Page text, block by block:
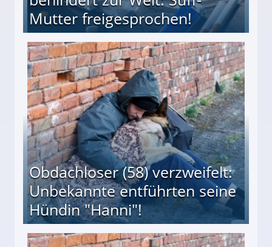
Mutter freigesprochen!
Mutter freigesprochen!
Obdachloser (58) verzweifelt:
Unbekannte entführten seine
Hündin "Hanni"!